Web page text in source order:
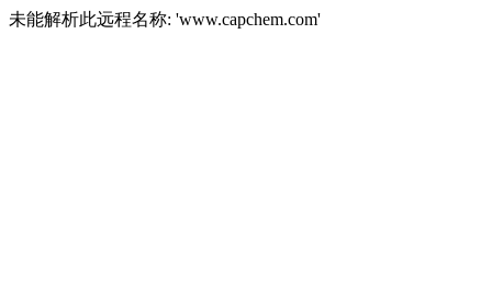
未能解析此远程名称: 'www.capchem.com'